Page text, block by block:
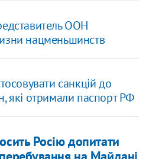
ООН
нацменьшинств
санкцій до
які отримали паспорт РФ
Росію допитати